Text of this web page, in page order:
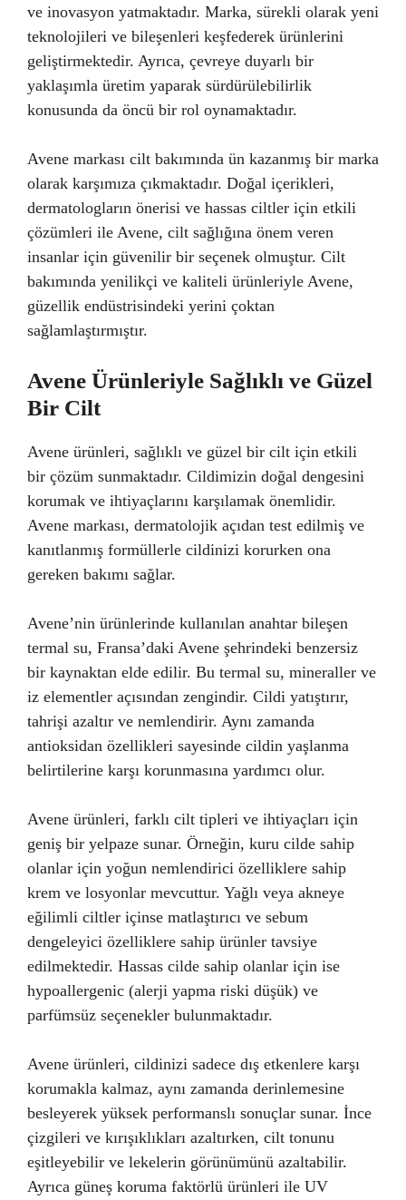
ve inovasyon yatmaktadır. Marka, sürekli olarak yeni
teknolojileri ve bileşenleri keşfederek ürünlerini
geliştirmektedir. Ayrıca, çevreye duyarlı bir
yaklaşımla üretim yaparak sürdürülebilirlik
konusunda da öncü bir rol oynamaktadır.
Avene markası cilt bakımında ün kazanmış bir marka
olarak karşımıza çıkmaktadır. Doğal içerikleri,
dermatologların önerisi ve hassas ciltler için etkili
çözümleri ile Avene, cilt sağlığına önem veren
insanlar için güvenilir bir seçenek olmuştur. Cilt
bakımında yenilikçi ve kaliteli ürünleriyle Avene,
güzellik endüstrisindeki yerini çoktan
sağlamlaştırmıştır.
Avene Ürünleriyle Sağlıklı ve Güzel
Bir Cilt
Avene ürünleri, sağlıklı ve güzel bir cilt için etkili
bir çözüm sunmaktadır. Cildimizin doğal dengesini
korumak ve ihtiyaçlarını karşılamak önemlidir.
Avene markası, dermatolojik açıdan test edilmiş ve
kanıtlanmış formüllerle cildinizi korurken ona
gereken bakımı sağlar.
Avene’nin ürünlerinde kullanılan anahtar bileşen
termal su, Fransa’daki Avene şehrindeki benzersiz
bir kaynaktan elde edilir. Bu termal su, mineraller ve
iz elementler açısından zengindir. Cildi yatıştırır,
tahrişi azaltır ve nemlendirir. Aynı zamanda
antioksidan özellikleri sayesinde cildin yaşlanma
belirtilerine karşı korunmasına yardımcı olur.
Avene ürünleri, farklı cilt tipleri ve ihtiyaçları için
geniş bir yelpaze sunar. Örneğin, kuru cilde sahip
olanlar için yoğun nemlendirici özelliklere sahip
krem ve losyonlar mevcuttur. Yağlı veya akneye
eğilimli ciltler içinse matlaştırıcı ve sebum
dengeleyici özelliklere sahip ürünler tavsiye
edilmektedir. Hassas cilde sahip olanlar için ise
hypoallergenic (alerji yapma riski düşük) ve
parfümsüz seçenekler bulunmaktadır.
Avene ürünleri, cildinizi sadece dış etkenlere karşı
korumakla kalmaz, aynı zamanda derinlemesine
besleyerek yüksek performanslı sonuçlar sunar. İnce
çizgileri ve kırışıklıkları azaltırken, cilt tonunu
eşitleyebilir ve lekelerin görünümünü azaltabilir.
Ayrıca güneş koruma faktörlü ürünleri ile UV